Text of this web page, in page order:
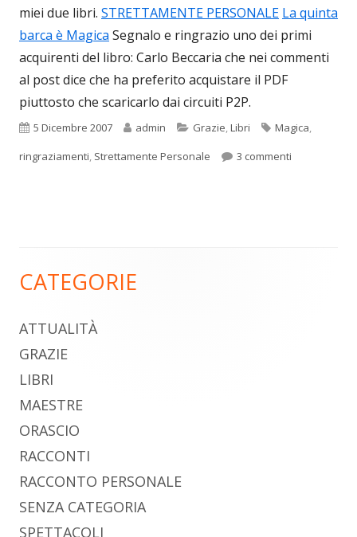
miei due libri. STRETTAMENTE PERSONALE La quinta
barca è Magica Segnalo e ringrazio uno dei primi
acquirenti del libro: Carlo Beccaria che nei commenti
al post dice che ha preferito acquistare il PDF
piuttosto che scaricarlo dai circuiti P2P.
Pubblicato
5 Dicembre 2007 Autore
admin Categorie
Grazie,Libri Tag
Magica,
ringraziamenti, Strettamente Personale 3 commenti
Barra
laterale
principale
CATEGORIE
ATTUALITÀ
GRAZIE
LIBRI
MAESTRE
ORASCIO
RACCONTI
RACCONTO PERSONALE
SENZA CATEGORIA
SPETTACOLI